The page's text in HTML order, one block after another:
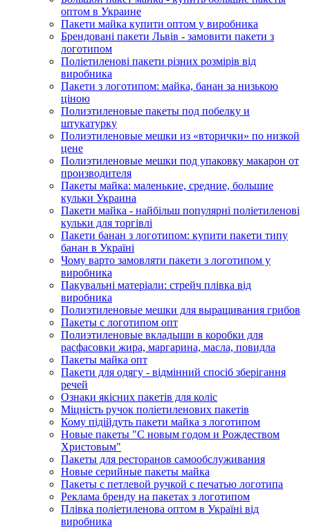
оптом в Украине
Пакети майка купити оптом у виробника
Брендовані пакети Львів - замовити пакети з
логотипом
Поліетиленові пакети різних розмірів від
виробника
Пакети з логотипом: майка, банан за низькою
ціною
Полиэтиленовые пакеты под побелку и
штукатурку
Полиэтиленовые мешки из «вторички» по низкой
цене
Полиэтиленовые мешки под упаковку макарон от
производителя
Пакеты майка: маленькие, средние, большие
кульки Украина
Пакети майка - найбільш популярні поліетиленові
кульки для торгівлі
Пакети банан з логотипом: купити пакети типу
банан в Україні
Чому варто замовляти пакети з логотипом у
виробника
Пакувальні матеріали: стрейч плівка від
виробника
Полиэтиленовые мешки для выращивания грибов
Пакеты с логотипом опт
Полиэтиленовые вкладыши в коробки для
расфасовки жира, маргарина, масла, повидла
Пакеты майка опт
Пакети для одягу - відмінний спосіб зберігання
речей
Ознаки якісних пакетів для коліс
Міцність ручок поліетиленових пакетів
Кому підійдуть пакети майка з логотипом
Новые пакеты "С новым годом и Рождеством
Христовым"
Пакеты для ресторанов самообслуживания
Новые серийные пакеты майка
Пакеты с петлевой ручкой с печатью логотипа
Реклама бренду на пакетах з логотипом
Плівка поліетиленова оптом в Україні від
виробника